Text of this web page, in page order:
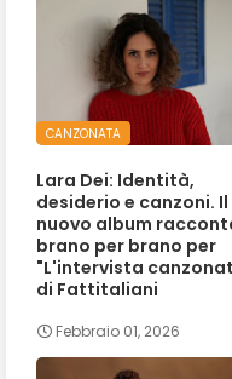
CANZONATA
Lara Dei: Identità,
desiderio e canzoni. Il
nuovo album
brano per brano per
"L'intervista
di Fattitaliani
Febbraio 01, 2026